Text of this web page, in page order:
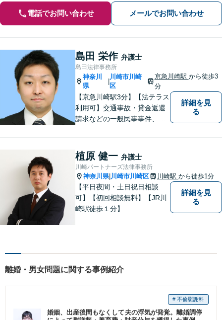
電話でお問い合わせ メールでお問い合わせ
島田 栄作 弁護士
島田法律事務所
神奈川
県
川崎市川崎
区
京急川崎駅 から徒歩3
分
【京急川崎駅3分】【法テラス
利用可】交通事故・貸金返還
請求などの一般民事事件、離
事事件、任意整理・破産・個
人再生などの債務整理事件、
さらには刑事事件等幅広い分
野を取り扱っております。お
気軽にご相談ください【休
日・夜間相談可】
詳細を見
る
植原 健一 弁護士
川崎パートナーズ法律事務所
神奈川県| 川崎市川崎区 川崎駅 から徒歩1分
【平日夜間・土日祝日相談
可】【初回相談無料】【JR川
崎駅徒歩１分】
詳細を見
る
離婚・男女問題に関する事例紹介
# 不倫慰謝料
婚姻、出産後間もなくして夫の浮気が発覚。離婚調停